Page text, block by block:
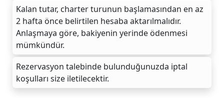
Kalan tutar, charter turunun başlamasından en az
2 hafta önce belirtilen hesaba aktarılmalıdır.
Anlaşmaya göre, bakiyenin yerinde ödenmesi
mümkündür.
Rezervasyon talebinde bulunduğunuzda iptal
koşulları size iletilecektir.